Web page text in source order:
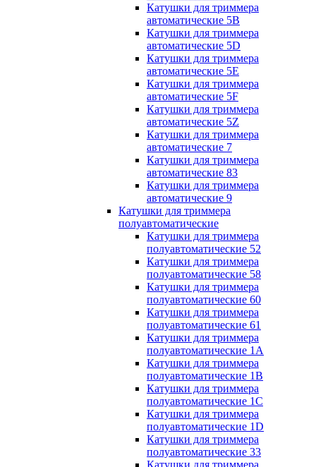
Катушки для триммера
автоматические 5B
Катушки для триммера
автоматические 5D
Катушки для триммера
автоматические 5E
Катушки для триммера
автоматические 5F
Катушки для триммера
автоматические 5Z
Катушки для триммера
автоматические 7
Катушки для триммера
автоматические 83
Катушки для триммера
автоматические 9
Катушки для триммера
полуавтоматические
Катушки для триммера
полуавтоматические 52
Катушки для триммера
полуавтоматические 58
Катушки для триммера
полуавтоматические 60
Катушки для триммера
полуавтоматические 61
Катушки для триммера
полуавтоматические 1A
Катушки для триммера
полуавтоматические 1B
Катушки для триммера
полуавтоматические 1C
Катушки для триммера
полуавтоматические 1D
Катушки для триммера
полуавтоматические 33